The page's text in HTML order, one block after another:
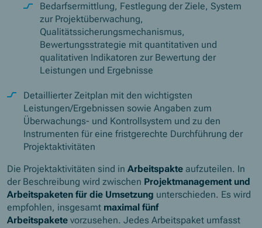
Bedarfsermittlung, Festlegung der Ziele, System
zur Projektüberwachung,
Qualitätssicherungsmechanismus,
Bewertungsstrategie mit quantitativen und
qualitativen Indikatoren zur Bewertung der
Leistungen und Ergebnisse
Detaillierter Zeitplan mit den wichtigsten
Leistungen/Ergebnissen sowie Angaben zum
Überwachungs- und Kontrollsystem und zu den
Instrumenten für eine fristgerechte Durchführung der
Projektaktivitäten
Die Projektaktivitäten sind inArbeitspakte aufzuteilen. In
der Beschreibung wird zwischen Projektmanagement und
Arbeitspaketen für die Umsetzung unterschieden. Es wird
empfohlen, insgesamt maximal fünf
Arbeitspakete vorzusehen. Jedes Arbeitspaket umfasst